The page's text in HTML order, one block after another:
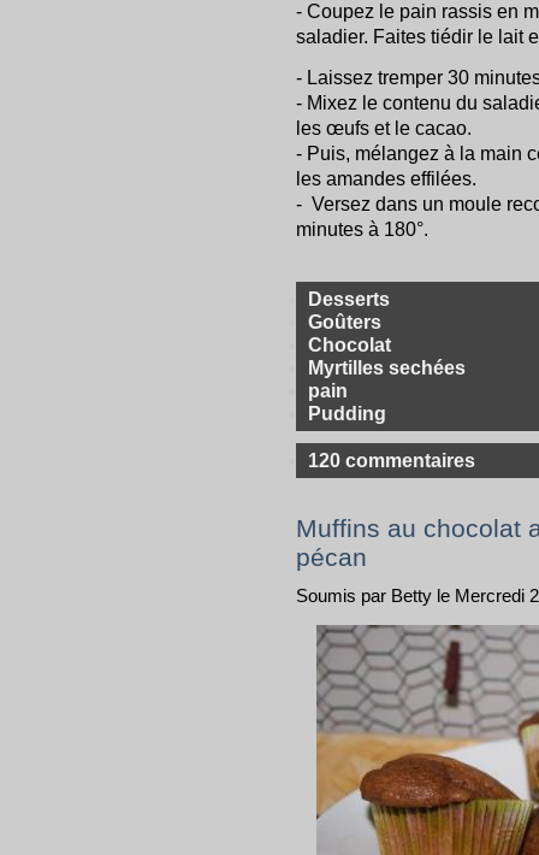
- Coupez le pain rassis en
saladier. Faites tiédir le lait
- Laissez tremper 30
- Mixez le contenu du
les œufs et le cacao.
- Puis, mélangez à la main
les amandes effilées.
- Versez dans un moule
minutes à 180°.
Desserts
Goûters
Chocolat
Myrtilles sechées
pain
Pudding
120 commentaires
Muffins au chocolat
pécan
Soumis par Betty le Mercredi